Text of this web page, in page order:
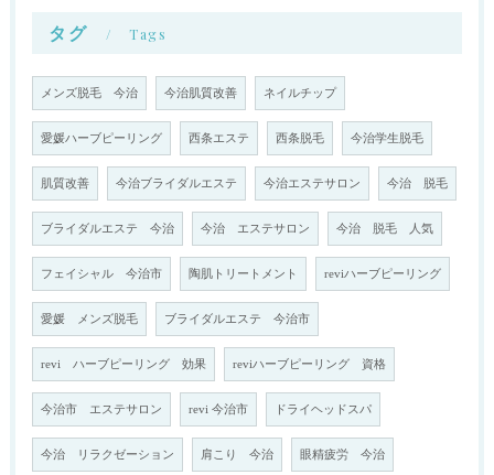
タグ Tags
メンズ脱毛 今治 今治肌質改善 ネイルチップ
愛媛ハーブピーリング 西条エステ 西条脱毛 今治学生脱毛
肌質改善 今治ブライダルエステ 今治エステサロン 今治 脱毛
ブライダルエステ 今治 今治 エステサロン 今治 脱毛 人気
フェイシャル 今治市 陶肌トリートメント reviハーブピーリング
愛媛 メンズ脱毛 ブライダルエステ 今治市
revi ハーブピーリング 効果 reviハーブピーリング 資格
今治市 エステサロン revi 今治市 ドライヘッドスパ
今治 リラクゼーション 肩こり 今治 眼精疲労 今治